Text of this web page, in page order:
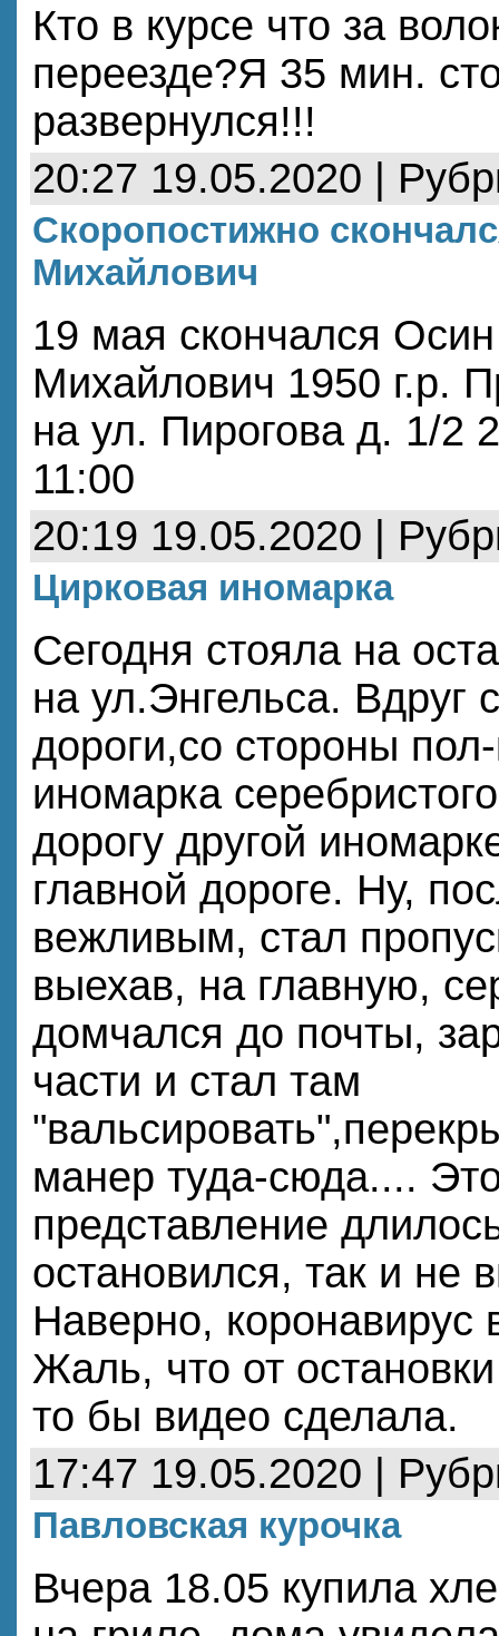
Кто в курсе что за
переезде?Я 35 мин.
развернулся!!!
20:27 19.05.2020 |
Скоропостижно
Михайлович
19 мая скончался
Михайлович 1950 г.р.
на ул. Пирогова д. 1/2
11:00
20:19 19.05.2020 |
Цирковая иномарка
Сегодня стояла на
на ул.Энгельса. Вдруг
дороги,со стороны
иномарка
дорогу другой
главной дороге. Ну,
вежливым, стал
выехав, на главную,
домчался до почты,
части и стал там
манер туда-сюда....
представление
остановился, так и не
Наверно, коронавирус
Жаль, что от
то бы видео сделала.
17:47 19.05.2020 |
Павловская курочка
Вчера 18.05 купила